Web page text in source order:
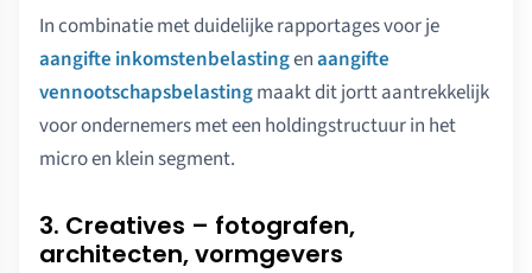
In combinatie met duidelijke rapportages voor je
aangifte inkomstenbelastingenaangifte
vennootschapsbelastingmaakt dit jortt aantrekkelijk
voor ondernemers met een holdingstructuur in het
micro en klein segment.
3. Creatives – fotografen,
architecten, vormgevers